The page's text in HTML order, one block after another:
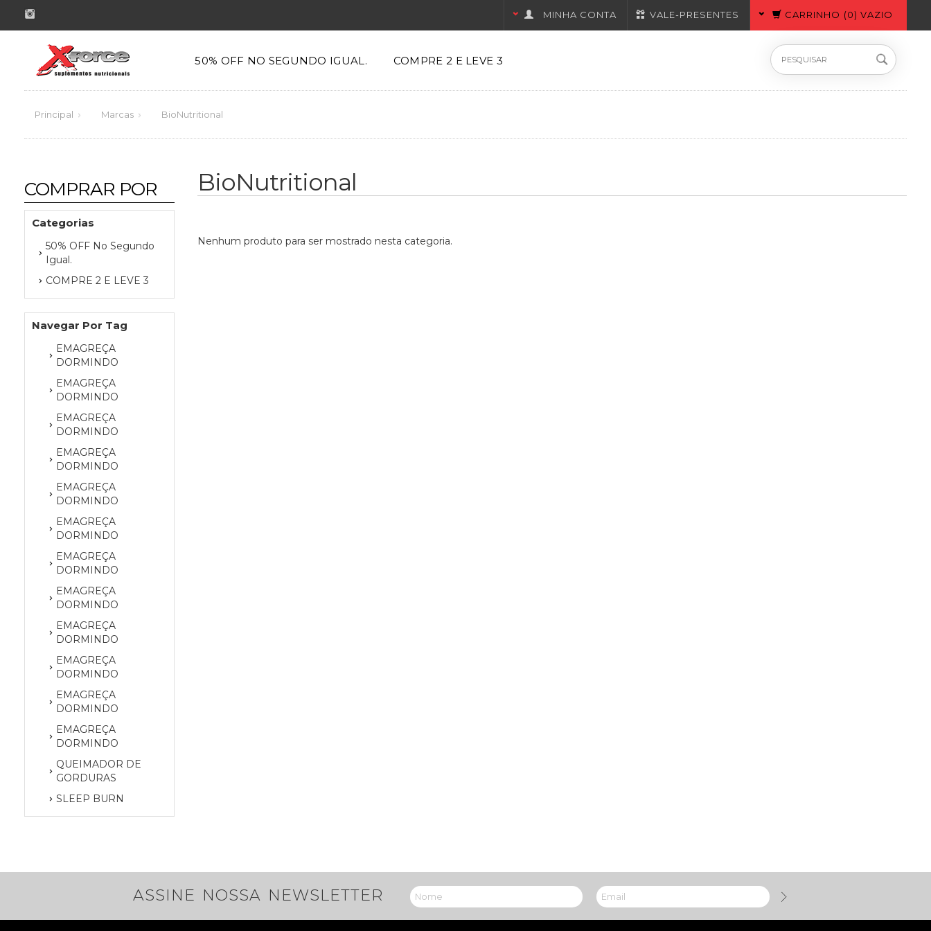
CARRINHO (0) VAZIO
VALE-PRESENTES
MINHA CONTA
50% OFF NO SEGUNDO IGUAL. COMPRE 2 E LEVE 3
Principal Marcas BioNutritional
COMPRAR POR
Categorias
50% OFF No Segundo
Igual.
COMPRE 2 E LEVE 3
Navegar Por Tag
EMAGREÇA
DORMINDO
EMAGREÇA
DORMINDO
EMAGREÇA
DORMINDO
EMAGREÇA
DORMINDO
EMAGREÇA
DORMINDO
EMAGREÇA
DORMINDO
EMAGREÇA
DORMINDO
EMAGREÇA
DORMINDO
EMAGREÇA
DORMINDO
EMAGREÇA
DORMINDO
EMAGREÇA
DORMINDO
EMAGREÇA
DORMINDO
QUEIMADOR DE
GORDURAS
SLEEP BURN
BioNutritional
Nenhum produto para ser mostrado nesta categoria.
ASSINE NOSSA NEWSLETTER